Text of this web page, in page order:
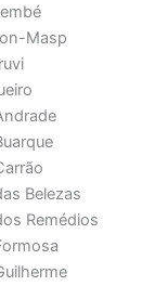
Masp
Belezas
Remédios